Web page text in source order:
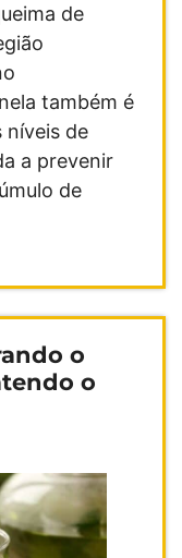
de
também é
níveis de
a prevenir
de
o
o